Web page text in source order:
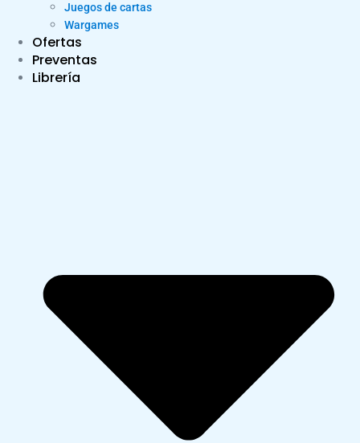
Juegos de cartas
Wargames
Ofertas
Preventas
Librería